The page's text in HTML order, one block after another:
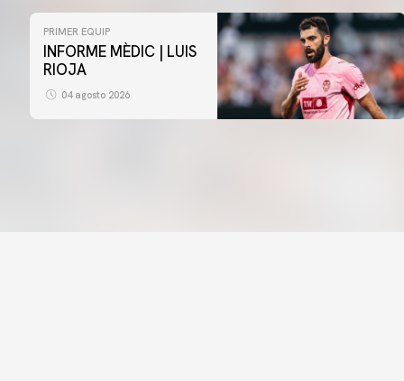
PRIMER EQUIP
INFORME MÈDIC | LUIS
RIOJA
04 agosto 2026